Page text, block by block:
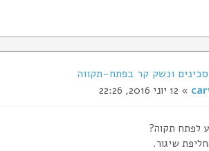
» 12 יוני 2016, 22:26
לפתח תקוה?
שיגור.